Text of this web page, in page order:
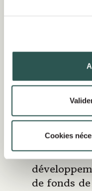
Cookies
Nov 2023
EODev
de fonds